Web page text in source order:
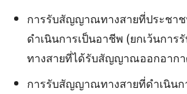
การรับสัญญาณทางสายที่ประชา
ดำเนินการเป็นอาชีพ (ยกเว้นกา
ทางสายที่ได้รับสัญญาณออกอาก
การรับสัญญาณทางสายที่ดำเนินก